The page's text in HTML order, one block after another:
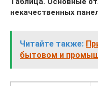
некачественных
Читайте также:
бытовом и